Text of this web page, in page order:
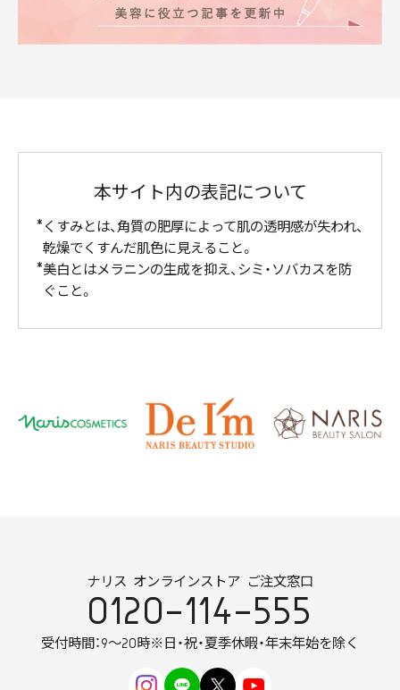
本サイト内の表記について
くすみとは、角質の肥厚によって肌の透明感が失われ、
乾燥でくすんだ肌色に見えること。
美白とはメラニンの生成を抑え、シミ・ソバカスを防
ぐこと。
ナリス オンラインストア ご注文窓口
0120-114-555
受付時間：9～20時※日・祝・夏季休暇・年末年始を除く